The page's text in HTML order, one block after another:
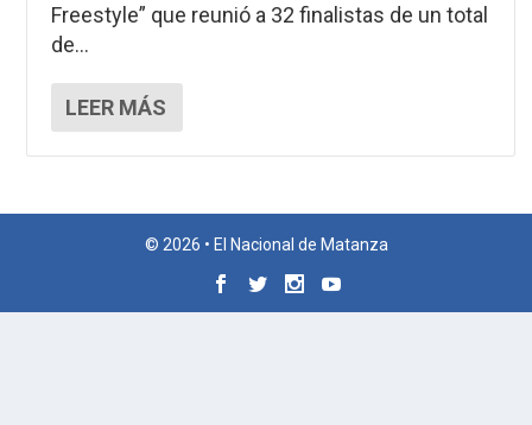
Freestyle” que reunió a 32 finalistas de un total
de...
LEER MÁS
© 2026 • El Nacional de Matanza